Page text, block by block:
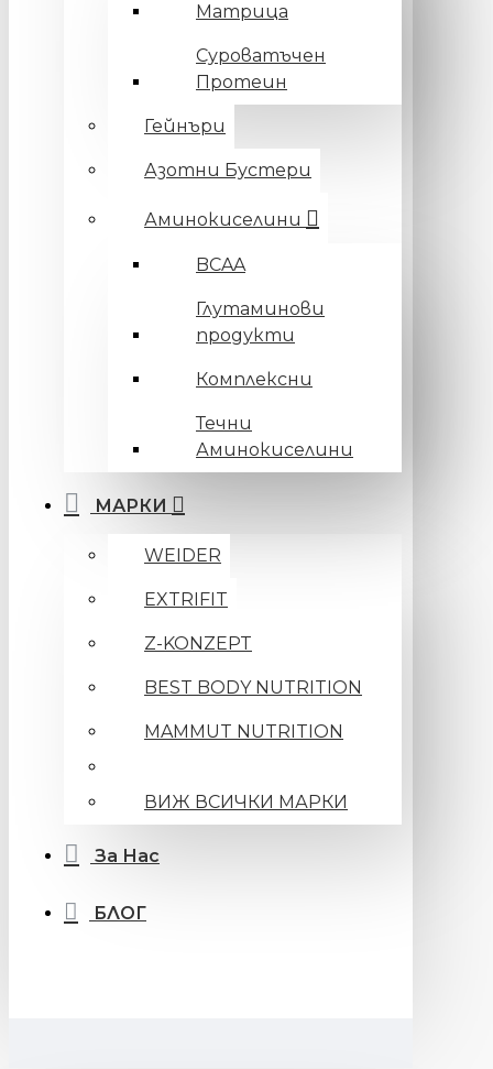
Матрица
Суроватъчен
Протеин
Гейнъри
Азотни Бустери
Аминокиселини
BCAA
Глутаминови
продукти
Комплексни
Течни
Аминокиселини
МАРКИ
WEIDER
EXTRIFIT
Z-KONZEPT
BEST BODY NUTRITION
MAMMUT NUTRITION
ВИЖ ВСИЧКИ МАРКИ
За Нас
БЛОГ